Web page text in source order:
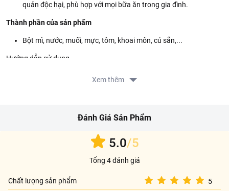
quản độc hại, phù hợp với mọi bữa ăn trong gia đình.
Thành phần của sản phẩm
Bột mì, nước, muối, mực, tôm, khoai môn, củ sắn,...
Hướng dẫn sử dụng
Chả giò không cần rã đông. Xếp từng cuốn vào chảo dầu nóng
Xem thêm
Đánh Giá Sản Phẩm
5.0/5
Tổng 4 đánh giá
Chất lượng sản phẩm 5